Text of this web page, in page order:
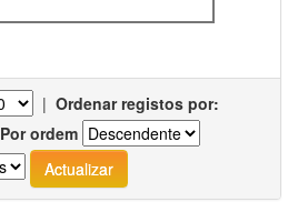
| Ordenar registos por:
Por ordem